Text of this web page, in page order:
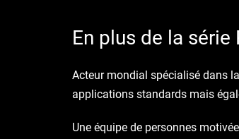
En plus de la
Acteur mondial spécialisé dans
applications standards mais
Une équipe de personnes